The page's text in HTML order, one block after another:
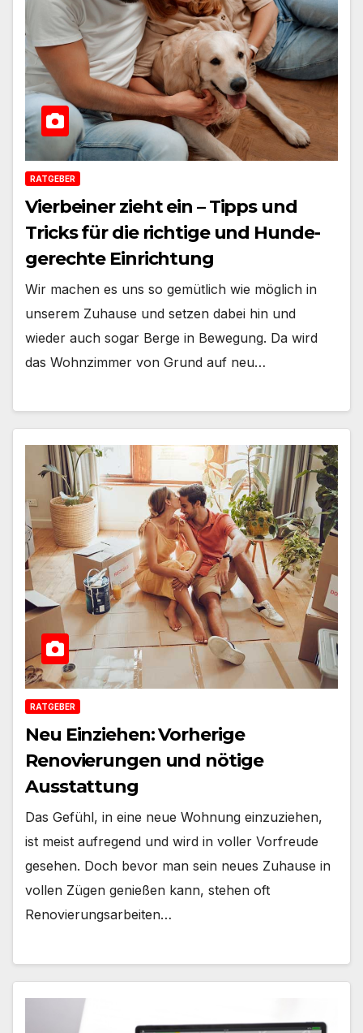
RATGEBER
Vierbeiner zieht ein – Tipps und
Tricks für die richtige und Hunde-
gerechte Einrichtung
Wir machen es uns so gemütlich wie möglich in
unserem Zuhause und setzen dabei hin und
wieder auch sogar Berge in Bewegung. Da wird
das Wohnzimmer von Grund auf neu…
RATGEBER
Neu Einziehen: Vorherige
Renovierungen und nötige
Ausstattung
Das Gefühl, in eine neue Wohnung einzuziehen,
ist meist aufregend und wird in voller Vorfreude
gesehen. Doch bevor man sein neues Zuhause in
vollen Zügen genießen kann, stehen oft
Renovierungsarbeiten…